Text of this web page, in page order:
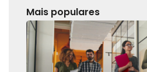
Mais populares